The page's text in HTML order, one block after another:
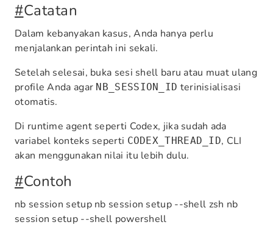
#Catatan
Dalam kebanyakan kasus, Anda hanya perlu
menjalankan perintah ini sekali.
Setelah selesai, buka sesi shell baru atau muat ulang
profile Anda agar NB_SESSION_ID terinisialisasi
otomatis.
Di runtime agent seperti Codex, jika sudah ada
variabel konteks seperti CODEX_THREAD_ID, CLI
akan menggunakan nilai itu lebih dulu.
#Contoh
nb session setup nb session setup --shell zsh nb
session setup --shell powershell